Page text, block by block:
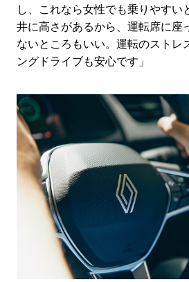
し、これなら女性でも乗りやすい
井に高さがあるから、運転席に座
ないところもいい。運転のストレ
ングドライブも安心です」